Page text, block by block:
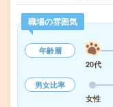
職場の雰囲気
年齢層
20代
男女比率
女性